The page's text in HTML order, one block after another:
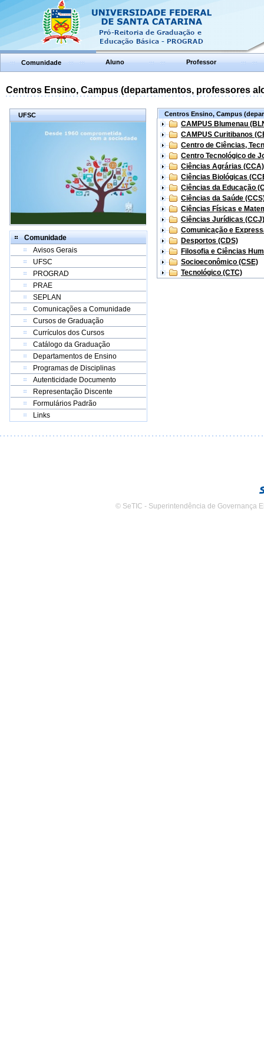
Comunidade Aluno Professor
Centros Ensino, Campus (departamentos, professores
UFSC
Comunidade
Avisos Gerais
UFSC
PROGRAD
PRAE
SEPLAN
Comunicações a Comunidade
Cursos de Graduação
Currículos dos Cursos
Catálogo da Graduação
Departamentos de Ensino
Programas de Disciplinas
Autenticidade Documento
Representação Discente
Formulários Padrão
Links
Centros Ensino, Campus
CAMPUS Blumenau
CAMPUS Curitibanos
Centro de Ciências,
Centro Tecnológico de
Ciências Agrárias (CCA)
Ciências Biológicas
Ciências da Educação
Ciências da Saúde
Ciências Físicas e
Ciências Jurídicas (CCJ)
Comunicação e
Desportos (CDS)
Filosofia e Ciências
Socioeconômico (CSE)
Tecnológico (CTC)
© SeTIC - Superintendência de Governança